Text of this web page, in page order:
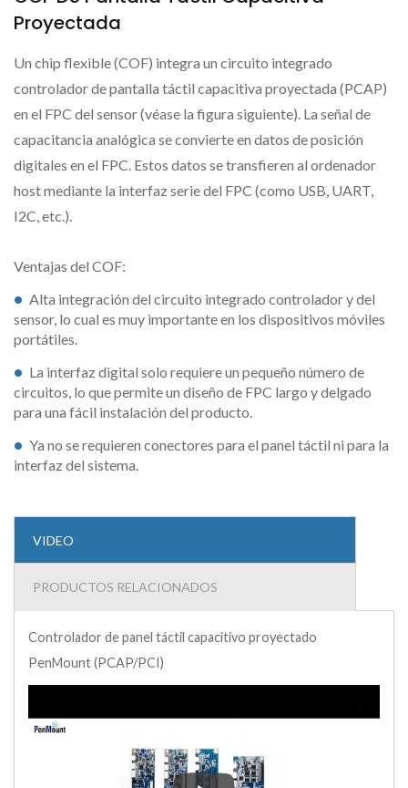
Proyectada
Un chip flexible (COF) integra un circuito integrado
controlador de pantalla táctil capacitiva proyectada (PCAP)
en el FPC del sensor (véase la figura siguiente). La señal de
capacitancia analógica se convierte en datos de posición
digitales en el FPC. Estos datos se transfieren al ordenador
host mediante la interfaz serie del FPC (como USB, UART,
I2C, etc.).
Ventajas del COF:
Alta integración del circuito integrado controlador y del
sensor, lo cual es muy importante en los dispositivos móviles
portátiles.
La interfaz digital solo requiere un pequeño número de
circuitos, lo que permite un diseño de FPC largo y delgado
para una fácil instalación del producto.
Ya no se requieren conectores para el panel táctil ni para la
interfaz del sistema.
VIDEO
PRODUCTOS RELACIONADOS
Controlador de panel táctil capacitivo proyectado
PenMount (PCAP/PCI)